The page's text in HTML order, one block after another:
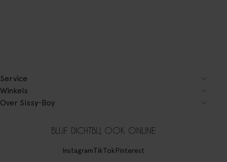
Service
Winkels
Over Sissy-Boy
BLIJF DICHTBIJ, OOK ONLINE
InstagramTikTokPinterest